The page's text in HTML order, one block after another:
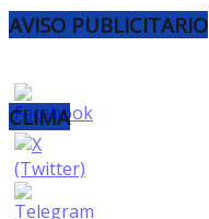
AVISO PUBLICITARIO
CLIMA